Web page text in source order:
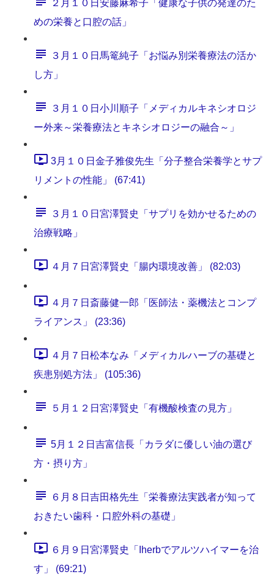
２月１０日安藤麻希子「健康な子供の発達のた
めの栄養と口腔の話」
３月１０日馬篭純子「お悩み別栄養療法の活か
し方」
３月１０日小川順子「メディカルキネシオロジ
ー外来～栄養療法とキネシオロジーの融合～」
3月１０日金子雅俊先生「分子整合栄養学とサプ
リメントの性能」 (67:41)
３月１０日宮澤賢史「サプリを効かせるための
治療戦略」
４月７日宮澤賢史「腸内環境改善」 (82:03)
４月７日斎藤健一郎「医師法・薬機法とコンプ
ライアンス」 (23:36)
４月７日松本なみ「メディカルハーブの基礎と
疾患別処方法」 (105:36)
５月１２日宮澤賢史「有機酸検査の見方」
5月１２日吉富信長「カラダに優しい油の選び
方・摂り方」
６月８日吉田格先生「栄養療法実践者が知って
おきたい歯科・口腔外科の基礎」
６月９日宮澤賢史「Iherbでアルツハイマーを治
す」 (69:21)